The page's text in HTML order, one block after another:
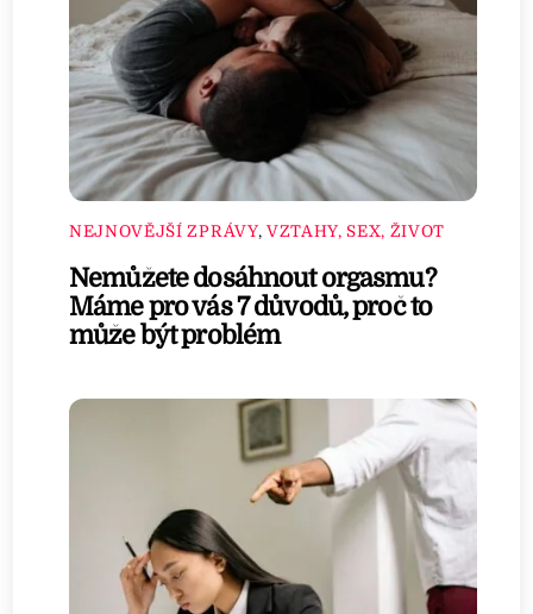
NEJNOVĚJŠÍ ZPRÁVY, VZTAHY, SEX, ŽIVOT
Nemůžete dosáhnout orgasmu?
Máme pro vás 7 důvodů, proč to
může být problém